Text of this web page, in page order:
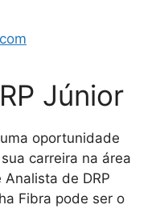
Júnior
oportunidade
carreira na área
de DRP
Fibra pode ser o